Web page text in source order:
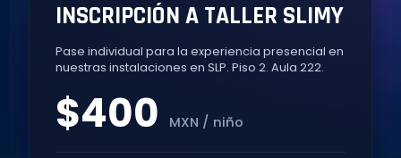
INSCRIPCIÓN A TALLER SLIMY
Pase individual para la experiencia presencial en
nuestras instalaciones en SLP. Piso 2. Aula 222.
$400 MXN / niño